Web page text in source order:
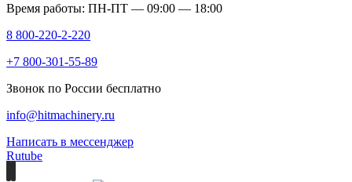
Время работы: ПН-ПТ — 09:00 — 18:00
8 800-220-2-220
+7 800-301-55-89
Звонок по России бесплатно
info@hitmachinery.ru
Написать в мессенджер
Rutube